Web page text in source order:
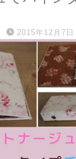
2015年12月7日